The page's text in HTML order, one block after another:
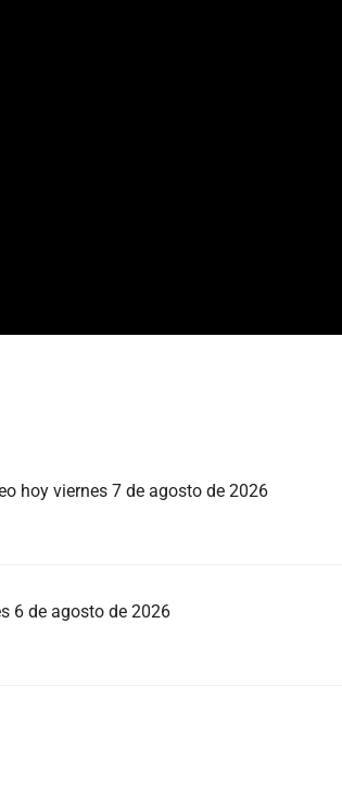
hoy viernes 7 de agosto de 2026
6 de agosto de 2026